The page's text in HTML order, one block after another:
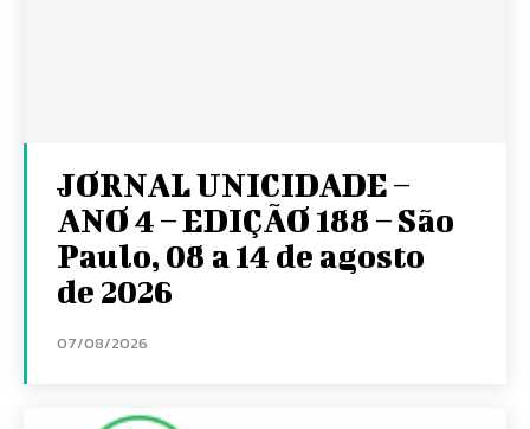
JORNAL UNICIDADE –
ANO 4 – EDIÇÃO 188 – São
Paulo, 08 a 14 de agosto
de 2026
07/08/2026